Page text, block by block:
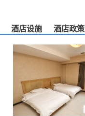
酒店设施 酒店政策